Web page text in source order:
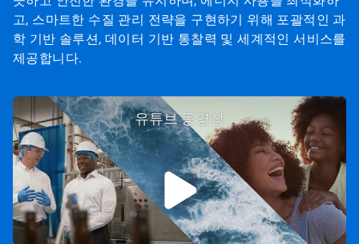
고, 스마트한 수질 관리 전략을 구현하기 위해 포괄적인 과
학 기반 솔루션, 데이터 기반 통찰력 및 세계적인 서비스를
제공합니다.
유튜브 동영상